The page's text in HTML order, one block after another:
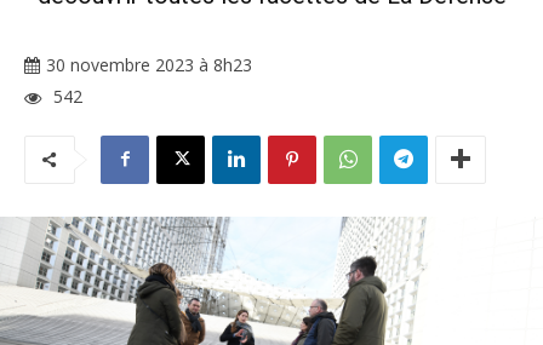
30 novembre 2023 à 8h23
542